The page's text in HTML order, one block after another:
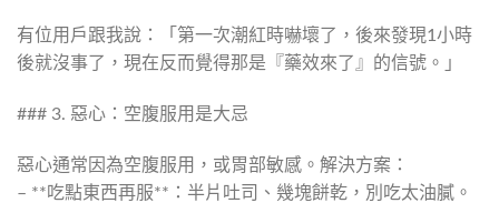
有位用戶跟我說：「第一次潮紅時嚇壞了，後來發現1小時
後就沒事了，現在反而覺得那是『藥效來了』的信號。」
### 3. 惡心：空腹服用是大忌
惡心通常因為空腹服用，或胃部敏感。解決方案：
– **吃點東西再服**：半片吐司、幾塊餅乾，別吃太油膩。